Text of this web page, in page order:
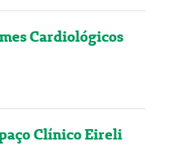
Cardiológicos
Clínico Eireli